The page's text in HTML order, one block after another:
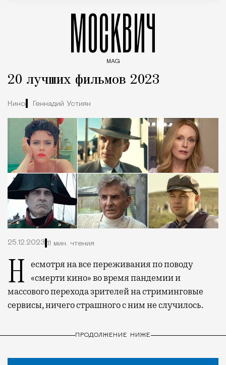
МОСКВИЧ
MAG
20 лучших фильмов 2023
Кино Геннадий Устиян
25.12.2023 11 мин. чтения
Несмотря на все переживания по поводу «смерти кино» во время пандемии и
массового перехода зрителей на стриминговые
сервисы, ничего страшного с ним не случилось.
ПРОДОЛЖЕНИЕ НИЖЕ